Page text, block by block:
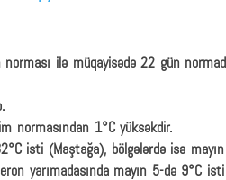
norması ilə müqayisədə 22 gün
normasından 1°C yüksəkdir.
isti (Maştağa), bölgələrdə isə
yarımadasında mayın 5-də 9°C isti